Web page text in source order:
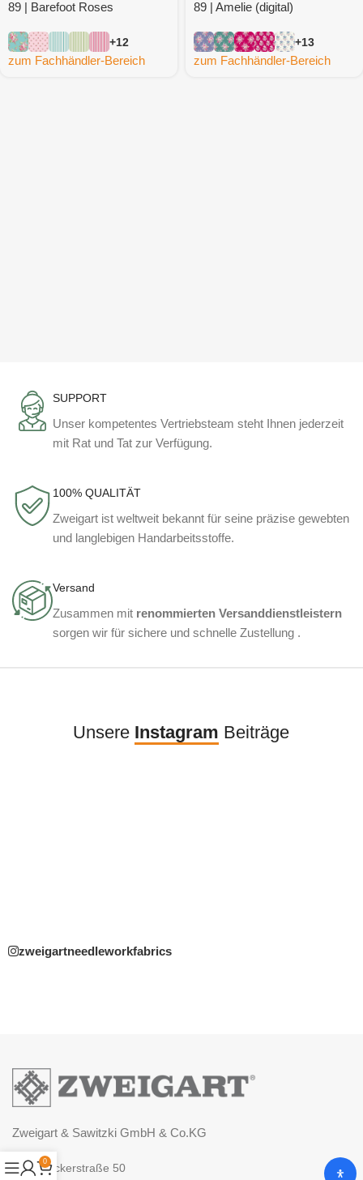
89 | Barefoot Roses
+12
zum Fachhändler-Bereich
89 | Amelie (digital)
+13
zum Fachhändler-Bereich
SUPPORT
Unser kompetentes Vertriebsteam steht Ihnen jederzeit
mit Rat und Tat zur Verfügung.
100% QUALITÄT
Zweigart ist weltweit bekannt für seine präzise gewebten
und langlebigen Handarbeitsstoffe.
Versand
Zusammen mit renommierten Versanddienstleistern
sorgen wir für sichere und schnelle Zustellung .
Unsere Instagram Beiträge
zweigartneedleworkfabrics
Zweigart & Sawitzki GmbH & Co.KG
Fronäckerstraße 50
0